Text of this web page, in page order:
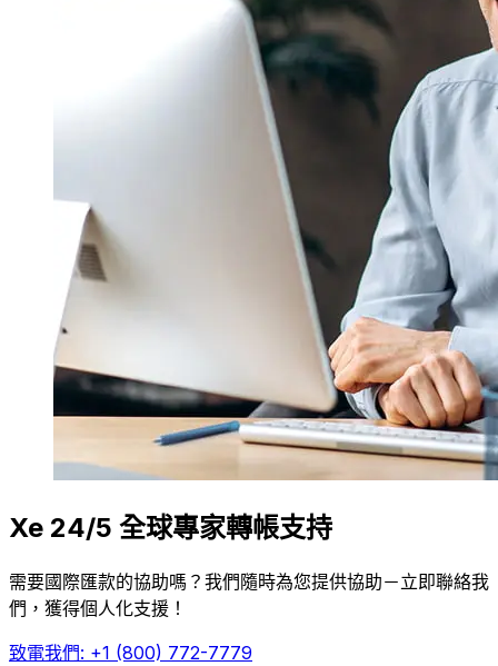
Xe 24/5 全球專家轉帳支持
需要國際匯款的協助嗎？我們隨時為您提供協助－立即聯絡我
們，獲得個人化支援！
致電我們: +1 (800) 772-7779